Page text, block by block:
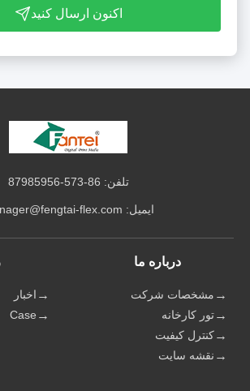
اکنون ارسال کنید
تلفن: 86-573-87985956
ایمیل: flex.com
درباره ما
مشخصات شرکت
تور کارخانه
کنترل کیفیت
نقشه سایت
اخبار
Case